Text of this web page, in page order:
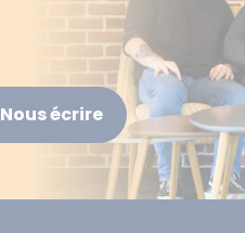
Nous écrire